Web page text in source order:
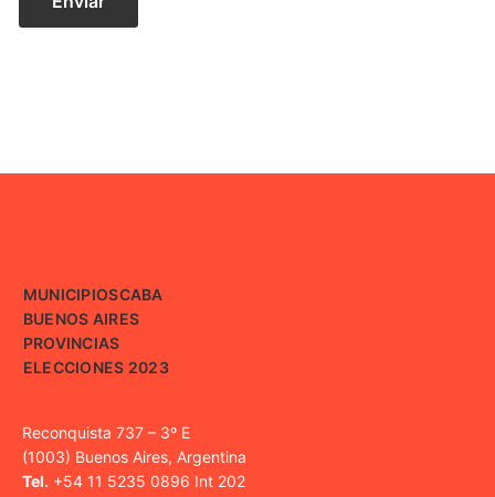
MUNICIPIOSCABA
BUENOS AIRES
PROVINCIAS
ELECCIONES 2023
Reconquista 737 – 3º E
(1003) Buenos Aires, Argentina
Tel. +54 11 5235 0896 Int 202